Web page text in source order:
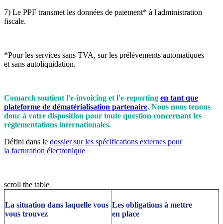
7) Le PPF transmet les données de paiement* à l'administration
fiscale.
*Pour les services sans TVA, sur les prélèvements automatiques
et sans autoliquidation.
Comarch soutient l'e-invoicing et l'e-reporting en tant que
plateforme de dématérialisation partenaire. Nous nous tenons
donc à votre disposition pour toute question concernant les
réglementations internationales.
Défini dans le dossier sur les spécifications externes pour
la facturation électronique
scroll the table
La situation dans laquelle vous
vous trouvez
Les obligations à mettre
en place